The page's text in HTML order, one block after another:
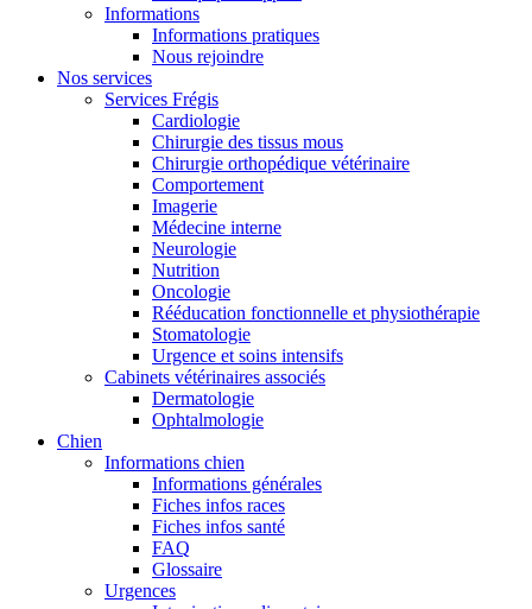
Informations
Informations pratiques
Nous rejoindre
Nos services
Services Frégis
Cardiologie
Chirurgie des tissus mous
Chirurgie orthopédique vétérinaire
Comportement
Imagerie
Médecine interne
Neurologie
Nutrition
Oncologie
Rééducation fonctionnelle et physiothérapie
Stomatologie
Urgence et soins intensifs
Cabinets vétérinaires associés
Dermatologie
Ophtalmologie
Chien
Informations chien
Informations générales
Fiches infos races
Fiches infos santé
FAQ
Glossaire
Urgences